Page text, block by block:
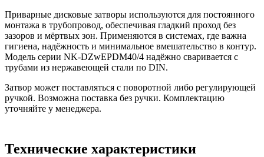
Приварные дисковые затворы используются для постоянного
монтажа в трубопровод, обеспечивая гладкий проход без
зазоров и мёртвых зон. Применяются в системах, где важна
гигиена, надёжность и минимальное вмешательство в контур.
Модель серии NK-DZwEPDM40/4 надёжно сваривается с
трубами из нержавеющей стали по DIN.
Затвор может поставляться с поворотной либо регулирующей
ручкой. Возможна поставка без ручки. Комплектацию
уточняйте у менеджера.
Технические характеристики